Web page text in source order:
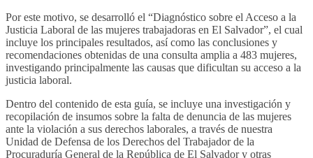
Por este motivo, se desarrolló el “Diag­nóstico sobre el Acceso a la
Justicia La­boral de las mujeres trabajadoras en El Salvador”, el cual
incluye los principales resultados, así como las conclusiones y
recomendaciones obtenidas de una con­sulta amplia a 483 mujeres,
investigando principalmente las causas que dificultan su acceso a la
justicia laboral.
Dentro del contenido de esta guía, se in­cluye una investigación y
recopilación de insumos sobre la falta de denuncia de las mujeres
ante la violación a sus derechos laborales, a través de nuestra
Unidad de Defensa de los Derechos del Trabajador de la
Procuraduría General de la Repúbli­ca de El Salvador y otras